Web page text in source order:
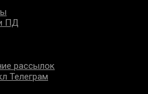
ПД
рассылок
Телеграм